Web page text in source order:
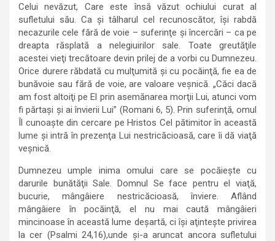
Celui nevăzut, Care este însă văzut ochiului curat al
sufletului său. Ca şi tâlharul cel recunoscător, îşi rabdă
necazurile cele fără de voie – suferinţe şi încercări – ca pe
dreapta răsplată a nelegiuirilor sale. Toate greutăţile
acestei vieţi trecătoare devin prilej de a vorbi cu Dumnezeu.
Orice durere răbdată cu mulţumită şi cu pocăinţă, fie ea de
bunăvoie sau fără de voie, are valoare veşnică. „Căci dacă
am fost altoiţi pe El prin asemănarea morţii Lui, atunci vom
fi părtaşi şi ai învierii Lui” (Romani 6, 5). Prin suferinţă, omul
Îl cunoaşte din cercare pe Hristos Cel pătimitor în această
lume şi intră în prezenţa Lui nestricăcioasă, care îi dă viaţă
veşnică.
Dumnezeu umple inima omului care se pocăieşte cu
darurile bunătăţii Sale. Domnul Se face pentru el viaţă,
bucurie, mângâiere nestricăcioasă, înviere. Aflând
mângâiere în pocăinţă, el nu mai caută mângâieri
mincinoase în această lume deşartă, ci îşi aţinteşte privirea
la cer (Psalmi 24,16),unde şi-a aruncat ancora sufletului